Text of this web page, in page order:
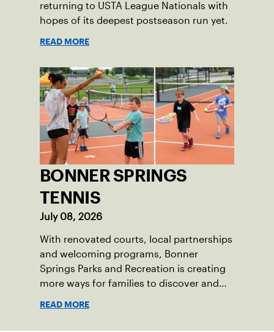
returning to USTA League Nationals with
hopes of its deepest postseason run yet.
READ MORE
BONNER SPRINGS
TENNIS
July 08, 2026
With renovated courts, local partnerships
and welcoming programs, Bonner
Springs Parks and Recreation is creating
more ways for families to discover and
READ MORE